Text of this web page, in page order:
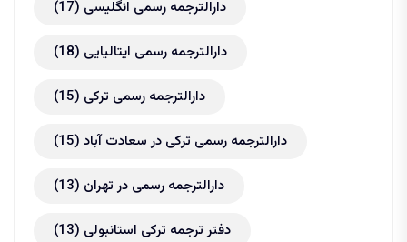
دارالترجمه رسمی انگلیسی (17)
دارالترجمه رسمی ایتالیایی (18)
دارالترجمه رسمی ترکی (15)
دارالترجمه رسمی ترکی در سعادت آباد (15)
دارالترجمه رسمی در تهران (13)
دفتر ترجمه ترکی استانبولی (13)